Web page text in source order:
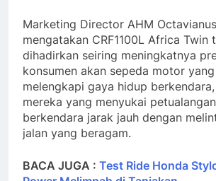
Marketing Director AHM
mengatakan CRF1100L Africa Twin
dihadirkan seiring meningkatnya
konsumen akan sepeda motor
melengkapi gaya hidup
mereka yang menyukai
berkendara jarak jauh dengan
jalan yang beragam.
BACA JUGA : Test Ride Honda